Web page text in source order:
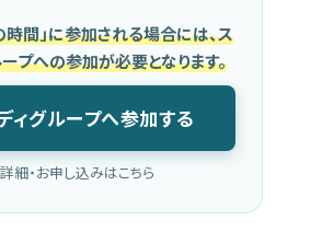
間」に参加される場合には、ス
プへの参加が必要となります。
ィグループへ参加する
詳細・お申し込みはこちら